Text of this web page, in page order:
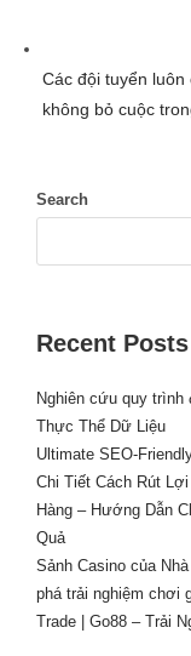
Các đội tuyển
không bỏ cuộc
Search
Recent Posts
Nghiên cứu quy
Thực Thể Dữ Liệu
Ultimate SEO-
Chi Tiết Cách Rút
Hàng – Hướng Dẫn
Quả
Sảnh Casino của
phá trải nghiệm chơi
Trade | Go88 – Trải